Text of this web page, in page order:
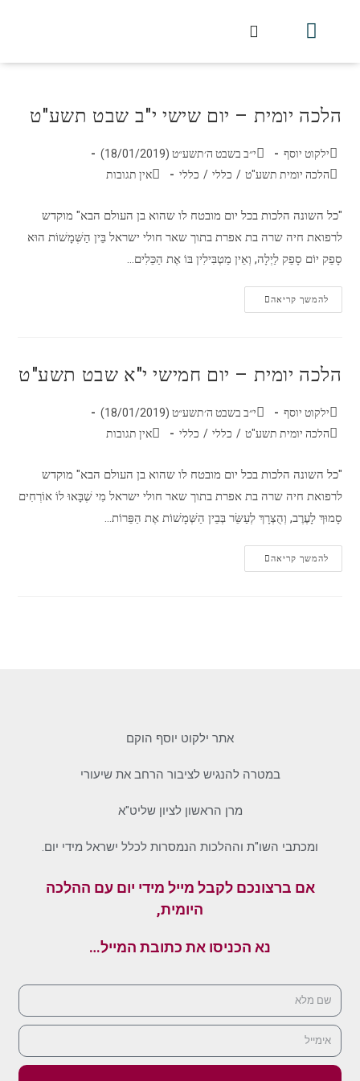
הלכה יומית – יום שישי י"ב שבט תשע"ט
ילקוט יוסף
י״ב בשבט ה׳תשע״ט (18/01/2019)
הלכה יומית תשע"ט / כללי / כללי אין תגובות
"כל השונה הלכות בכל יום מובטח לו שהוא בן העולם הבא" מוקדש
לרפואת חיה שרה בת אפרת בתוך שאר חולי ישראל בֵּין הַשְּׁמָשׁוֹת הוּא
סָפֵק יוֹם סָפֵק לַיְלָה, וְאֵין מַטְבִּילִין בּוֹ אֶת הַכֵּלִים…
להמשך קריאה
הלכה יומית – יום חמישי י"א שבט תשע"ט
ילקוט יוסף
י״ב בשבט ה׳תשע״ט (18/01/2019)
הלכה יומית תשע"ט / כללי / כללי אין תגובות
"כל השונה הלכות בכל יום מובטח לו שהוא בן העולם הבא" מוקדש
לרפואת חיה שרה בת אפרת בתוך שאר חולי ישראל מִי שֶׁבָּאוּ לוֹ אוֹרְחִים
סָמוּךְ לָעֶרֶב, וְהֻצְרָךְ לְעַשֵּׂר בְּבֵין הַשְּׁמָשׁוֹת אֶת הַפֵּרוֹת…
להמשך קריאה
אתר ילקוט יוסף הוקם
במטרה להנגיש לציבור הרחב את שיעורי
מרן הראשון לציון שליט"א
ומכתבי השו"ת וההלכות הנמסרות לכלל ישראל מידי יום.
אם ברצונכם לקבל מייל מידי יום עם ההלכה
היומית,
נא הכניסו את כתובת המייל…